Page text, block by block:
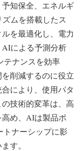
知保全、エネルギ
ムを搭載したス
を最適化し、電力
による予測分析
テナンスを効率
削減するのに役立
により、使用パタ
技術的変革は、高
め、AIは製品ポ
トナーシップに影
す。